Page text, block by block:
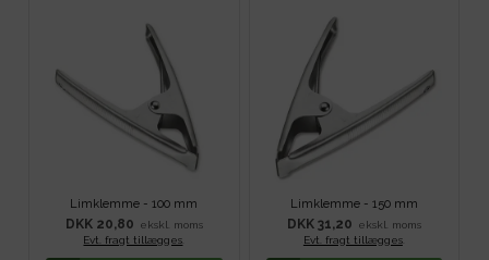
Limklemme - 100 mm
DKK 20,80
ekskl. moms
Evt. fragt tillægges
Limklemme - 150 mm
DKK 31,20
ekskl. moms
Evt. fragt tillægges.